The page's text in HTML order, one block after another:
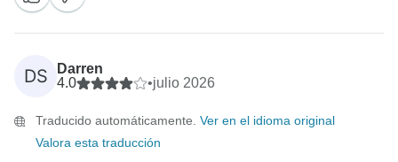
profesional y atento; ¡por supuesto que le
transmitiremos tus amables palabras!
También te agradecemos de verdad tus comentarios
continuamente. Entendemos tu decepción con
respecto al tamaño del vehículo. Como nuestros tours
DS
Darren
4.0
•julio 2026
Traducido automáticamente. Ver en el idioma original
Valora esta traducción